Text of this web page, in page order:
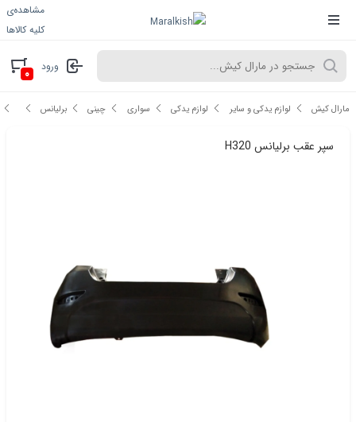
مشاهده‌ی
کلیه کالاها
ورود ۰
مارال کیش لوازم یدکی و سایر لوازم یدکی سواری چینی برلیانس
سپر عقب برلیانس H320